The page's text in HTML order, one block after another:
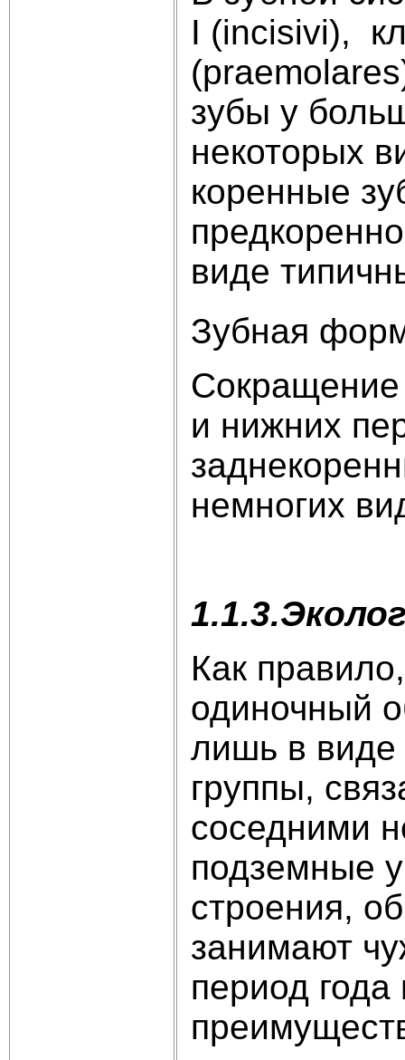
I (incisivi),
зубы у
некоторых
коренные
виде
Зубная
Сокращение
и нижних
немногих
Как
одиночный
лишь в виде
группы,
соседними
подземные
строения,
занимают
период